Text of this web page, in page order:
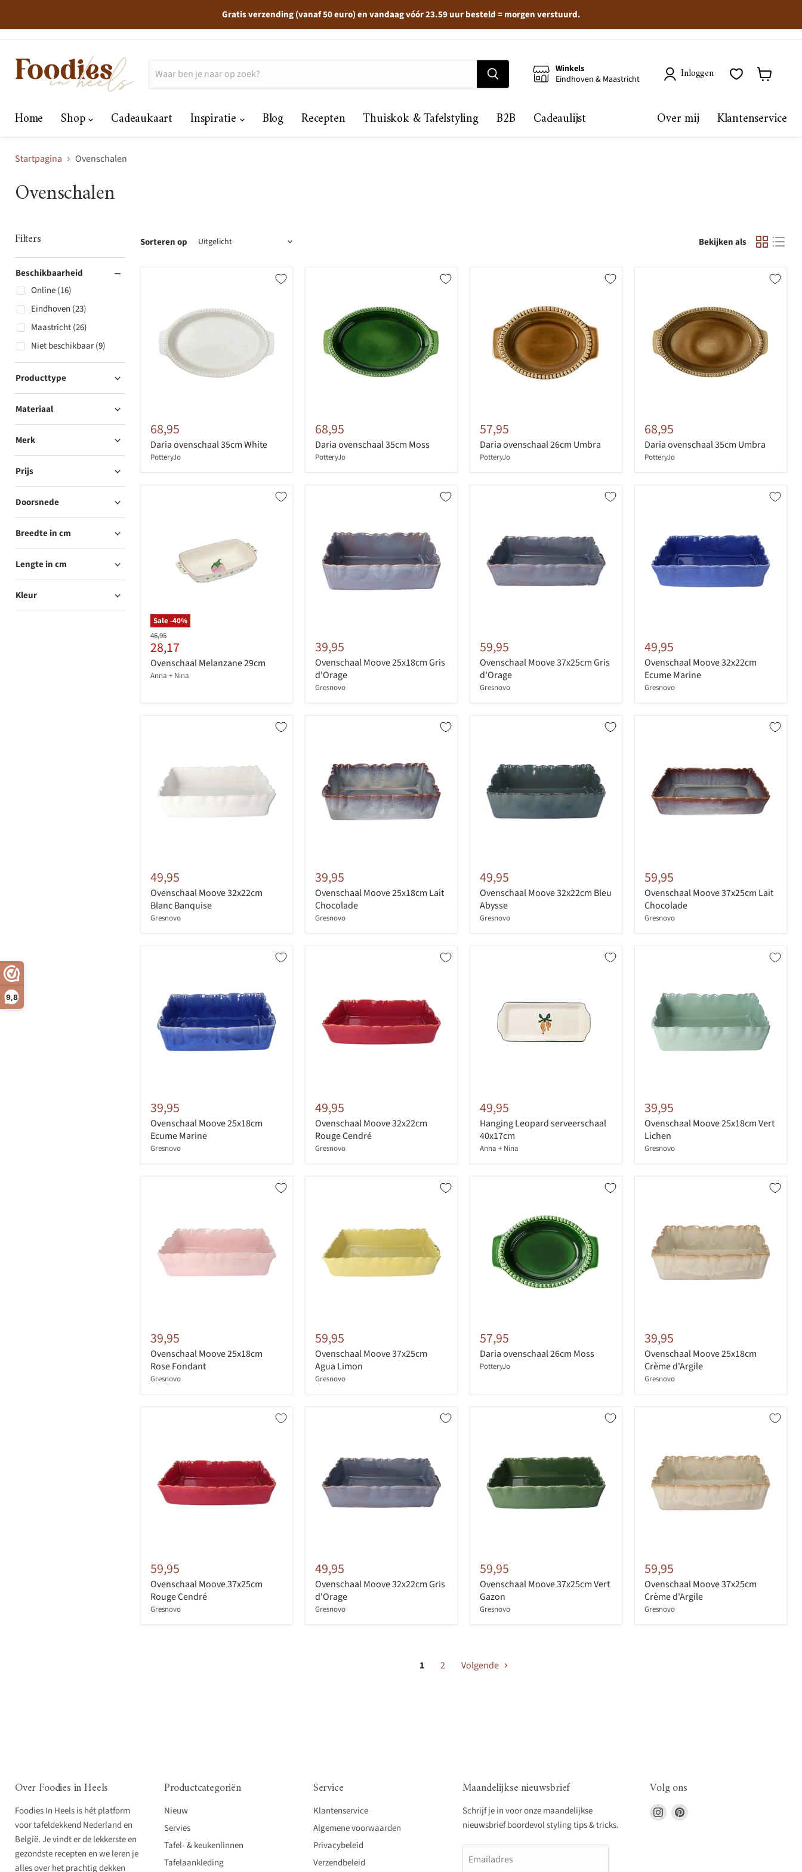
9,8
Gratis verzending (vanaf 50 euro) en vandaag vóór 23.59 uur besteld = morgen verstuurd.
Winkels
Eindhoven & Maastricht
Inloggen
Home Shop Cadeaukaart Inspiratie Blog Recepten Thuiskok & Tafelstyling B2B Cadeaulijst Over mij Klantenservice
Startpagina Ovenschalen
Ovenschalen
Filters
Beschikbaarheid
Eindhoven (23)
Maastricht (26)
Niet beschikbaar (9)
Online (16)
Producttype
Materiaal
Merk
Prijs
Doorsnede
Breedte in cm
Lengte in cm
Kleur
Sorteren op Bekijken als
68,95
Daria ovenschaal 35cm White
PotteryJo
68,95
Daria ovenschaal 35cm Moss
PotteryJo
57,95
Daria ovenschaal 26cm Umbra
PotteryJo
68,95
Daria ovenschaal 35cm Umbra
PotteryJo
Sale -40%
Originele
prijs
46,95
Huidige
prijs
28,17
Ovenschaal Melanzane 29cm
Anna + Nina
39,95
Ovenschaal Moove 25x18cm Gris
d'Orage
Gresnovo
59,95
Ovenschaal Moove 37x25cm Gris
d'Orage
Gresnovo
49,95
Ovenschaal Moove 32x22cm
Ecume Marine
Gresnovo
49,95
Ovenschaal Moove 32x22cm
Blanc Banquise
Gresnovo
39,95
Ovenschaal Moove 25x18cm Lait
Chocolade
Gresnovo
49,95
Ovenschaal Moove 32x22cm Bleu
Abysse
Gresnovo
59,95
Ovenschaal Moove 37x25cm Lait
Chocolade
Gresnovo
39,95
Ovenschaal Moove 25x18cm
Ecume Marine
Gresnovo
49,95
Ovenschaal Moove 32x22cm
Rouge Cendré
Gresnovo
49,95
Hanging Leopard serveerschaal
40x17cm
Anna + Nina
39,95
Ovenschaal Moove 25x18cm Vert
Lichen
Gresnovo
39,95
Ovenschaal Moove 25x18cm
Rose Fondant
Gresnovo
59,95
Ovenschaal Moove 37x25cm
Agua Limon
Gresnovo
57,95
Daria ovenschaal 26cm Moss
PotteryJo
39,95
Ovenschaal Moove 25x18cm
Crème d'Argile
Gresnovo
59,95
Ovenschaal Moove 37x25cm
Rouge Cendré
Gresnovo
49,95
Ovenschaal Moove 32x22cm Gris
d'Orage
Gresnovo
59,95
Ovenschaal Moove 37x25cm Vert
Gazon
Gresnovo
59,95
Ovenschaal Moove 37x25cm
Crème d'Argile
Gresnovo
1 2 Volgende
Over Foodies in Heels
Foodies In Heels is hét platform
voor tafeldekkend Nederland en
België. Je vindt er de lekkerste en
gezondste recepten en we leren je
alles over het prachtig dekken
Productcategoriën
Nieuw
Servies
Tafel- & keukenlinnen
Tafelaankleding
Service
Klantenservice
Algemene voorwaarden
Privacybeleid
Verzendbeleid
Maandelijkse nieuwsbrief
Schrijf je in voor onze maandelijkse
nieuwsbrief boordevol styling tips & tricks.
Emailadres
Volg ons
Vind
ons
Vind